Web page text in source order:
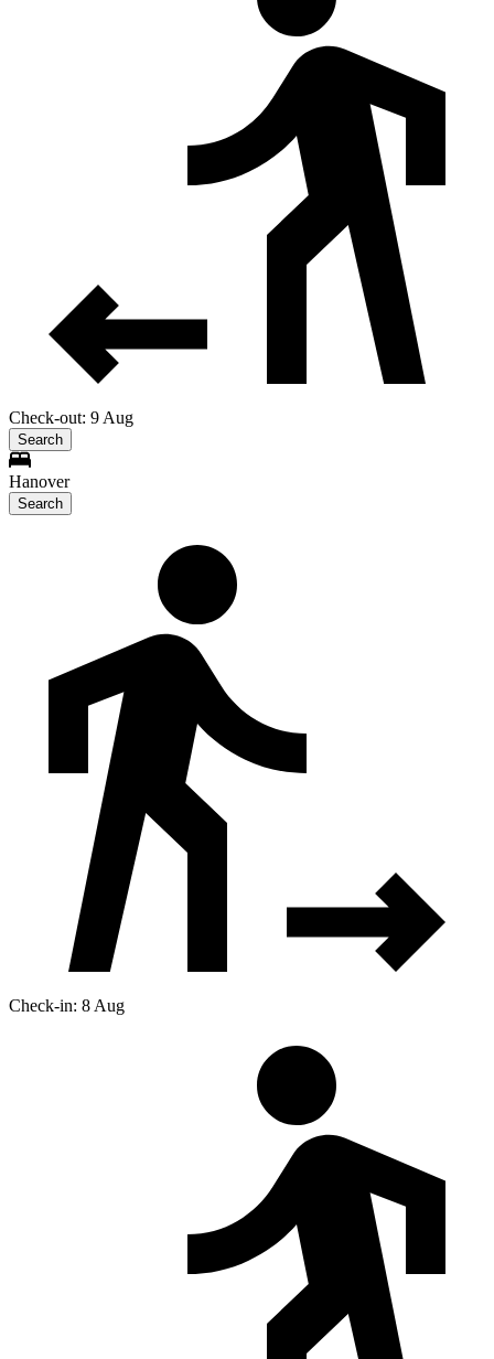
Check-out: 9 Aug
Search
Hanover
Search
Check-in: 8 Aug